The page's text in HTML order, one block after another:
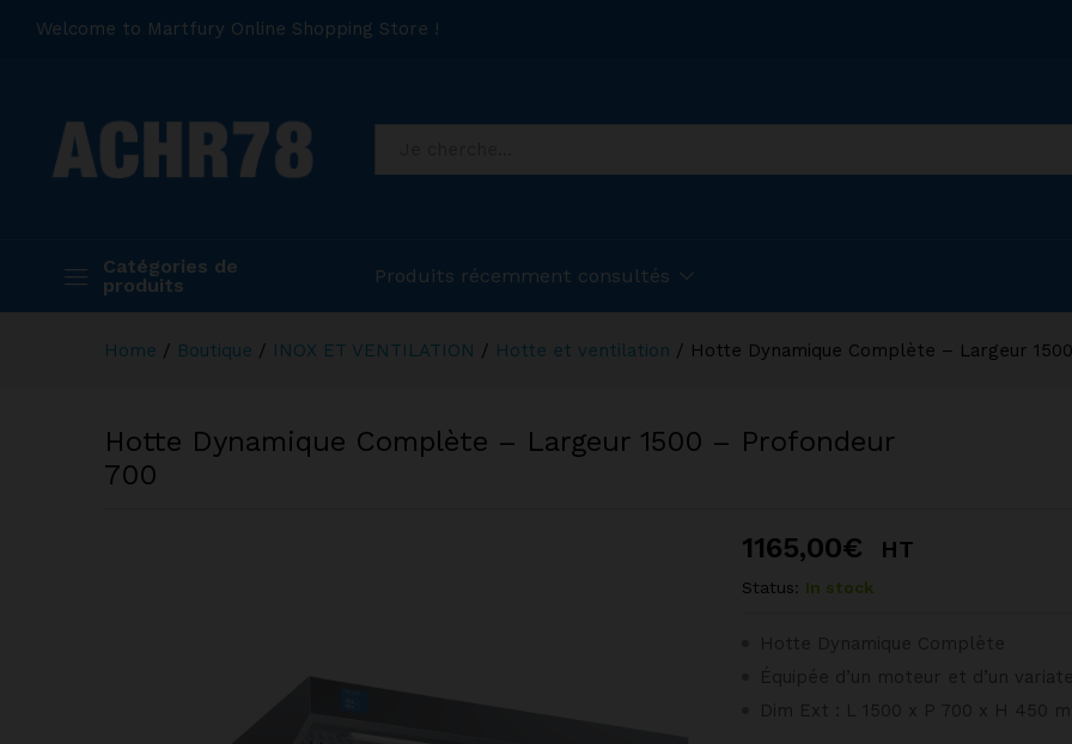
Welcome to Martfury Online Shopping Store !
Catégories de
produits
Produits récemment consultés
Home / Boutique / INOX ET VENTILATION / Hotte et ventilation / Hotte Dynamique Complète – Largeur
Hotte Dynamique Complète – Largeur 1500 – Profondeur
700
1165,00€ HT
Status: In stock